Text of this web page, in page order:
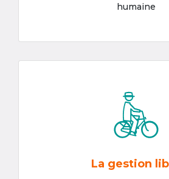
humaine
La gestion